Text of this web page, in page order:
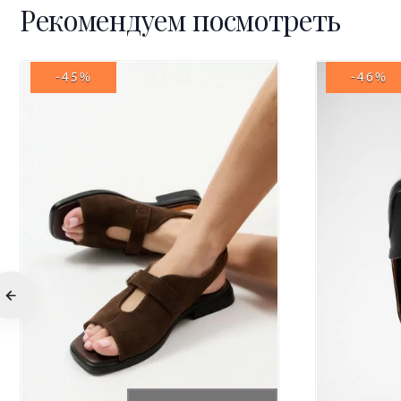
Рекомендуем посмотреть
-45% -46%